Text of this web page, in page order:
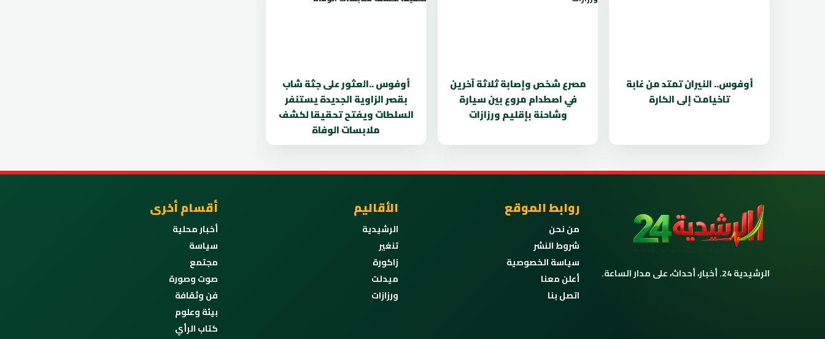
أوفوس.. النيران تمتد من غابة
تاخيامت إلى الكارة
مصرع شخص وإصابة ثلاثة آخرين
في اصطدام مروع بين سيارة
وشاحنة بإقليم ورزازات
أوفوس ..العثور على جثة شاب
بقصر الزاوية الجديدة يستنفر
السلطات ويفتح تحقيقا لكشف
ملابسات الوفاة
الرشيدية 24. أخبار، أحداث، على مدار الساعة.
روابط الموقع
من نحن
شروط النشر
سياسة الخصوصية
أعلن معنا
اتصل بنا
الأقاليم
الرشيدية
تنغير
زاكورة
ميدلت
ورزازات
أقسام أخرى
أخبار محلية
سياسة
مجتمع
صوت وصورة
فن وثقافة
بيئة وعلوم
كتاب الرأي